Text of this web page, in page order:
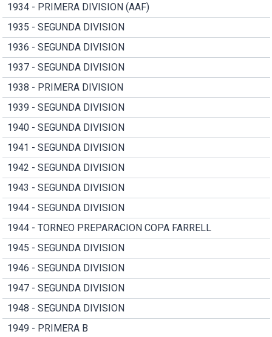
1934 - PRIMERA DIVISION (AAF)
1935 - SEGUNDA DIVISION
1936 - SEGUNDA DIVISION
1937 - SEGUNDA DIVISION
1938 - PRIMERA DIVISION
1939 - SEGUNDA DIVISION
1940 - SEGUNDA DIVISION
1941 - SEGUNDA DIVISION
1942 - SEGUNDA DIVISION
1943 - SEGUNDA DIVISION
1944 - SEGUNDA DIVISION
1944 - TORNEO PREPARACION COPA FARRELL
1945 - SEGUNDA DIVISION
1946 - SEGUNDA DIVISION
1947 - SEGUNDA DIVISION
1948 - SEGUNDA DIVISION
1949 - PRIMERA B